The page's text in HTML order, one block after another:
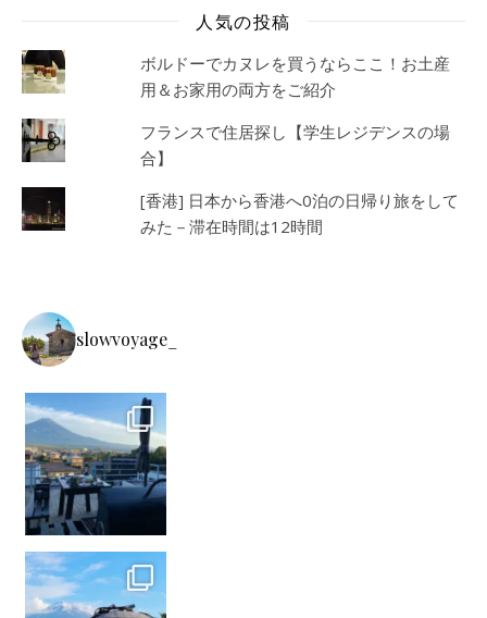
人気の投稿
ボルドーでカヌレを買うならここ！お土産
用＆お家用の両方をご紹介
フランスで住居探し【学生レジデンスの場
合】
[香港] 日本から香港へ0泊の日帰り旅をして
みた－滞在時間は12時間
slowvoyage_